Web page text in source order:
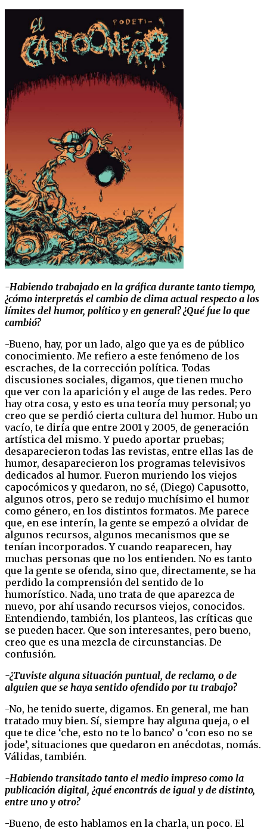
-Habiendo trabajado en la gráfica durante tanto tiempo,
¿cómo interpretás el cambio de clima actual respecto a los
límites del humor, político y en general? ¿Qué fue lo que
cambió?
-Bueno, hay, por un lado, algo que ya es de público
conocimiento. Me refiero a este fenómeno de los
escraches, de la corrección política. Todas
discusiones sociales, digamos, que tienen mucho
que ver con la aparición y el auge de las redes. Pero
hay otra cosa, y esto es una teoría muy personal; yo
creo que se perdió cierta cultura del humor. Hubo un
vacío, te diría que entre 2001 y 2005, de generación
artística del mismo. Y puedo aportar pruebas;
desaparecieron todas las revistas, entre ellas las de
humor, desaparecieron los programas televisivos
dedicados al humor. Fueron muriendo los viejos
capocómicos y quedaron, no sé, (Diego) Capusotto,
algunos otros, pero se redujo muchísimo el humor
como género, en los distintos formatos. Me parece
que, en ese interín, la gente se empezó a olvidar de
algunos recursos, algunos mecanismos que se
tenían incorporados. Y cuando reaparecen, hay
muchas personas que no los entienden. No es tanto
que la gente se ofenda, sino que, directamente, se ha
perdido la comprensión del sentido de lo
humorístico. Nada, uno trata de que aparezca de
nuevo, por ahí usando recursos viejos, conocidos.
Entendiendo, también, los planteos, las críticas que
se pueden hacer. Que son interesantes, pero bueno,
creo que es una mezcla de circunstancias. De
confusión.
-¿Tuviste alguna situación puntual, de reclamo, o de
alguien que se haya sentido ofendido por tu trabajo?
-No, he tenido suerte, digamos. En general, me han
tratado muy bien. Sí, siempre hay alguna queja, o el
que te dice ‘che, esto no te lo banco’ o ‘con eso no se
jode’, situaciones que quedaron en anécdotas, nomás.
Válidas, también.
-Habiendo transitado tanto el medio impreso como la
publicación digital, ¿qué encontrás de igual y de distinto,
entre uno y otro?
-Bueno, de esto hablamos en la charla, un poco. El